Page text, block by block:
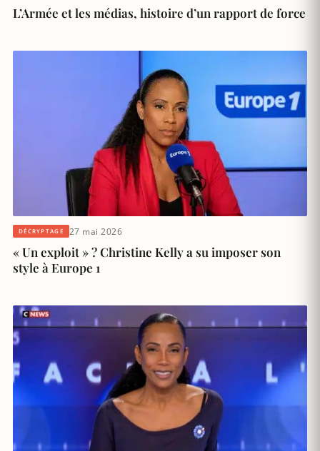
L’Armée et les médias, histoire d’un rapport de force
DÉCRYPTAGE 27 mai 2026
« Un exploit » ? Christine Kelly a su imposer son
style à Europe 1